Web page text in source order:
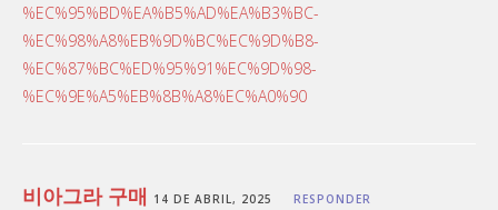
%EC%95%BD%EA%B5%AD%EA%B3%BC-
%EC%98%A8%EB%9D%BC%EC%9D%B8-
%EC%87%BC%ED%95%91%EC%9D%98-
%EC%9E%A5%EB%8B%A8%EC%A0%90
비아그라 구매 14 DE ABRIL, 2025 RESPONDER